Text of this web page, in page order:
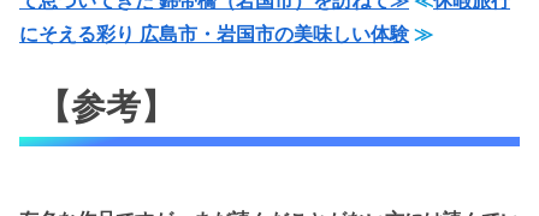
にそえる彩り 広島市・岩国市の美味しい体験 ≫
【参考】